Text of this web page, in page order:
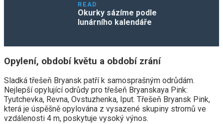
READ
Okurky sázíme podle
lunárního kalendáře
Opylení, období květu a období zrání
Sladká třešeň Bryansk patří k samosprašným odrůdám.
Nejlepší opylující odrůdy pro třešeň Bryanskaya Pink:
Tyutchevka, Revna, Ovstuzhenka, Iput. Třešeň Bryansk Pink,
která je úspěšně opylována z vysazené skupiny stromů ve
vzdálenosti 4 m, poskytuje vysoký výnos.